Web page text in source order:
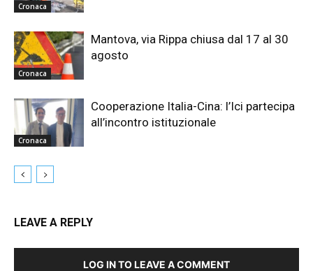
Cronaca
Cronaca
Mantova, via Rippa chiusa dal 17 al 30
agosto
Cronaca
Cooperazione Italia-Cina: l’Ici partecipa
all’incontro istituzionale
LEAVE A REPLY
LOG IN TO LEAVE A COMMENT